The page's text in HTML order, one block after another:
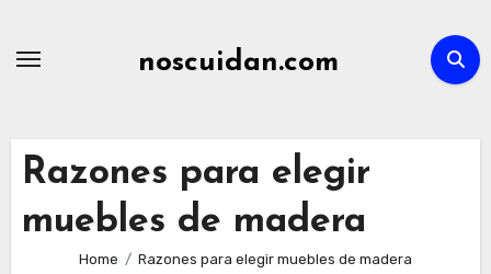
noscuidan.com
Razones para elegir
muebles de madera
Home Razones para elegir muebles de madera